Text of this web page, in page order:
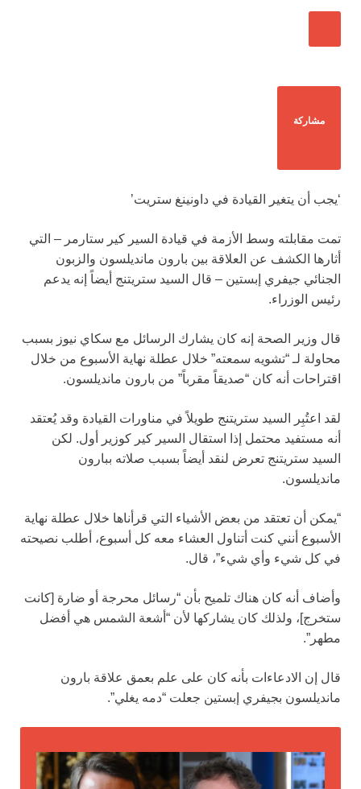
مشاركة
‘يجب أن يتغير القيادة في داونينغ ستريت’
تمت مقابلته وسط الأزمة في قيادة السير كير ستارمر – التي
أثارها الكشف عن العلاقة بين بارون مانديلسون والزبون
الجنائي جيفري إبستين – قال السيد ستريتنج أيضاً إنه يدعم
رئيس الوزراء.
قال وزير الصحة إنه كان يشارك الرسائل مع سكاي نيوز بسبب
محاولة لـ “تشويه سمعته” خلال عطلة نهاية الأسبوع من خلال
اقتراحات أنه كان “صديقاً مقرباً” من بارون مانديلسون.
لقد اعتُبِر السيد ستريتنج طويلاً في مناورات القيادة وقد يُعتقد
أنه مستفيد محتمل إذا استقال السير كير كوزير أول. لكن
السيد ستريتنج تعرض لنقد أيضاً بسبب صلاته ببارون
مانديلسون.
“يمكن أن تعتقد من بعض الأشياء التي قرأناها خلال عطلة نهاية
الأسبوع أنني كنت أتناول العشاء معه كل أسبوع، أطلب نصيحته
في كل شيء وأي شيء”، قال.
وأضاف أنه كان هناك تلميح بأن “رسائل محرجة أو ضارة [كانت
ستخرج]، ولذلك كان يشاركها لأن “أشعة الشمس هي أفضل
مطهر”.
قال إن الادعاءات بأنه كان على علم بعمق علاقة بارون
مانديلسون بجيفري إبستين جعلت “دمه يغلي”.